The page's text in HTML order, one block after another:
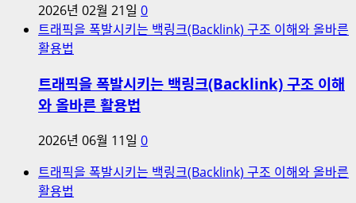
2026년 02월 21일 0
트래픽을 폭발시키는 백링크(Backlink) 구조 이해와 올바른
활용법
트래픽을 폭발시키는 백링크(Backlink) 구조 이해
와 올바른 활용법
2026년 06월 11일 0
트래픽을 폭발시키는 백링크(Backlink) 구조 이해와 올바른
활용법